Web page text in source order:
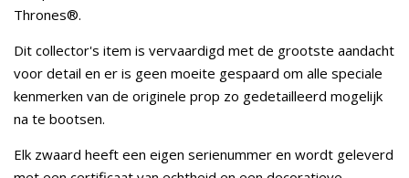
Thrones®.
Dit collector's item is vervaardigd met de grootste aandacht
voor detail en er is geen moeite gespaard om alle speciale
kenmerken van de originele prop zo gedetailleerd mogelijk
na te bootsen.
Elk zwaard heeft een eigen serienummer en wordt geleverd